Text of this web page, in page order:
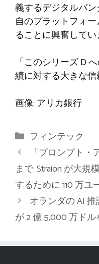
義するデジタルバ
自のプラットフォ
ることに興奮してい
「このシリーズ D
績に対する大きな信
画像: アリカ銀行
カ
テ
ゴ
リ
ー
フィンテック
「プロンプト
まで: Straion が大規
するために 110 万ユ
オランダの AI
が 2 億 5,000 万ド